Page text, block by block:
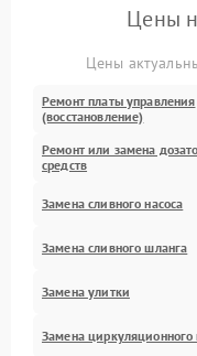
Цены
Цены
Ремонт платы управления
(восстановление)
Ремонт или замена
средств
Замена сливного насоса
Замена сливного шланга
Замена улитки
Замена циркуляционного